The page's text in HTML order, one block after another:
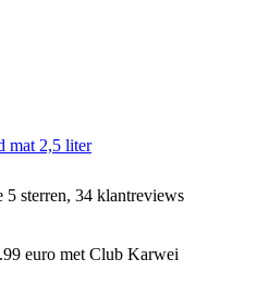
mat 2,5 liter
5 sterren, 34 klantreviews
euro met Club Karwei